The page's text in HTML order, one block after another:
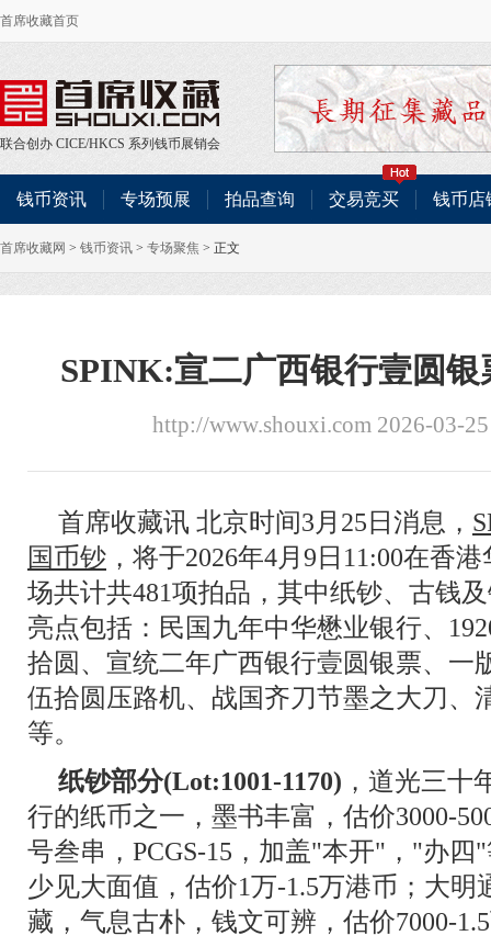
首席收藏首页
联合创办 CICE/HKCS 系列钱币展销会
钱币资讯 专场预展 拍品查询 交易竞买 钱币店
首席收藏网 > 钱币资讯 > 专场聚焦 > 正文
SPINK:宣二广西银行壹圆
http://www.shouxi.com 2026-03-
首席收藏讯 北京时间3月25日消息，
国币钞 ，将于2026年4月9日11:00在香
场共计共481项拍品，其中纸钞、古钱
亮点包括：民国九年中华懋业银行、
拾圆、宣统二年广西银行壹圆银票、一
伍拾圆压路机、战国齐刀节墨之大刀、
等。
纸钞部分(Lot:1001-1170) ，道光三十
行的纸币之一，墨书丰富，估价3000-
号叁串，PCGS-15，加盖"本开"，"办
少见大面值，估价1万-1.5万港币；大
藏，气息古朴，钱文可辨，估价7000-